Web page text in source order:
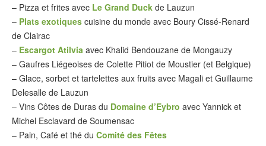
– Pizza et frites avec Le Grand Duck de Lauzun
– Plats exotiques cuisine du monde avec Boury Cissé-Renard
de Clairac
– Escargot Atilvia avec Khalid Bendouzane de Mongauzy
– Gaufres Liégeoises de Colette Pitiot de Moustier (et Belgique)
– Glace, sorbet et tartelettes aux fruits avec Magali et Guillaume
Delesalle de Lauzun
– Vins Côtes de Duras du Domaine d’Eybro avec Yannick et
Michel Esclavard de Soumensac
– Pain, Café et thé du Comité des Fêtes